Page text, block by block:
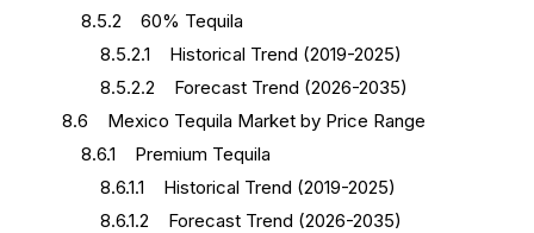
8.5.2 60% Tequila
8.5.2.1 Historical Trend (2019-2025)
8.5.2.2 Forecast Trend (2026-2035)
8.6 Mexico Tequila Market by Price Range
8.6.1 Premium Tequila
8.6.1.1 Historical Trend (2019-2025)
8.6.1.2 Forecast Trend (2026-2035)